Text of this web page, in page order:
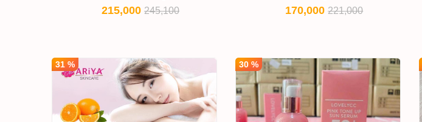
215,000245,100 170,000221,000
31 % 30 %